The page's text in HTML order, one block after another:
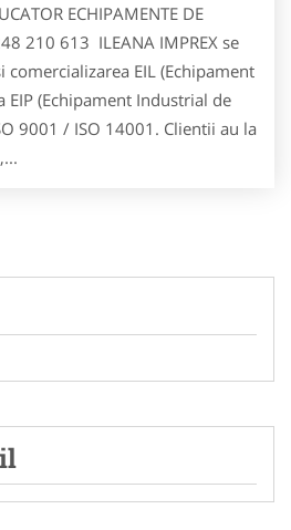
ECHIPAMENTE DE
210 613 ILEANA IMPREX se
comercializarea EIL (Echipament
EIP (Echipament Industrial de
9001 / ISO 14001. Clientii au la